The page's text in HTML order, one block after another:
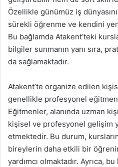
Özellikle günümüz iş
sürekli öğrenme ve kendini
Bu bağlamda Atakent’teki
bilgiler sunmanın yanı sıra,
da sağlamaktadır.
Atakent’te organize edilen
genellikle profesyonel
Eğitmenler, alanında uzman
kişisel ve profesyonel gelişim
etmektedir. Bu durum,
bireylerin daha etkili bir
yardımcı olmaktadır. Ayrıca,